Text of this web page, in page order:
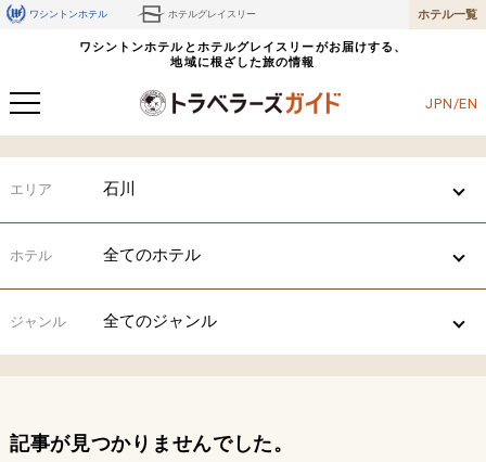
ワシントンホテル ホテルグレイスリー ホテル一覧
ワシントンホテルとホテルグレイスリーがお届けする、
地域に根ざした旅の情報
JPN/EN
エリア 石川
ホテル 全てのホテル
ジャンル 全てのジャンル
記事が見つかりませんでした。